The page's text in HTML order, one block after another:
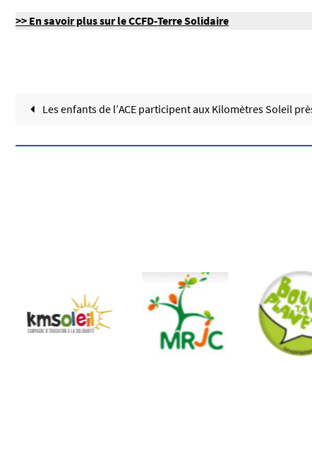
>> En savoir plus sur le CCFD-Terre Solidaire
Les enfants de l’ACE participent aux Kilomètres Soleil